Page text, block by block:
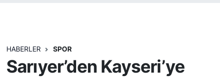
HABERLER SPOR
Sarıyer’den Kayseri’ye
FOTO GALERİ
GÜNCEL HABERLER
Tüm Manşetler
Son Dakika Haberleri